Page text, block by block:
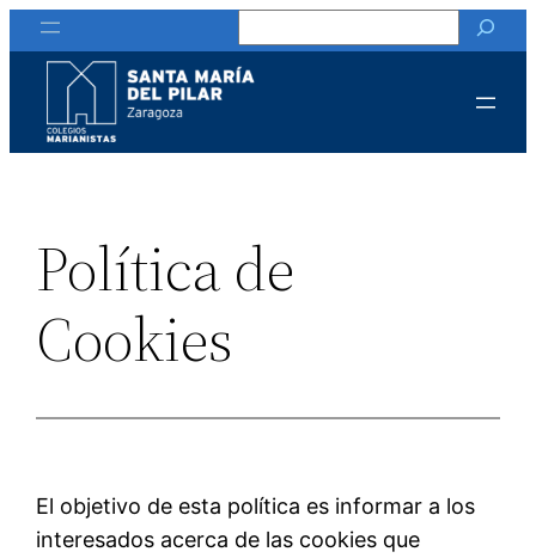
Saltar
al
contenido
Política de
Cookies
El objetivo de esta política es informar a los
interesados acerca de las cookies que